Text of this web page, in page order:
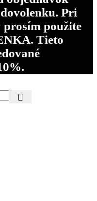
Pri
prosím použite
Tieto